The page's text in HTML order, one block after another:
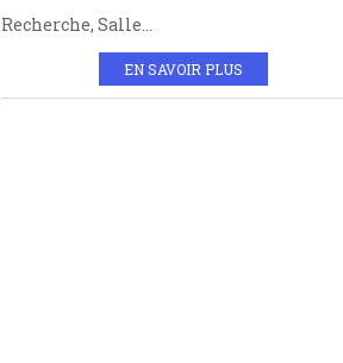
Recherche, Salle...
EN SAVOIR PLUS